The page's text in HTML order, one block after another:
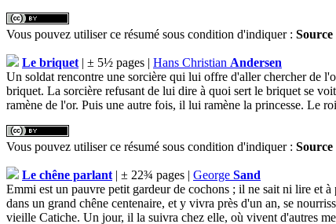
Vous pouvez utiliser ce résumé sous condition d'indiquer : Source
Le briquet | ± 5½ pages | Hans Christian Andersen
Un soldat rencontre une sorcière qui lui offre d'aller chercher de
briquet. La sorcière refusant de lui dire à quoi sert le briquet se
ramène de l'or. Puis une autre fois, il lui ramène la princesse. Le
Vous pouvez utiliser ce résumé sous condition d'indiquer : Source
Le chêne parlant | ± 22¾ pages | George Sand
Emmi est un pauvre petit gardeur de cochons ; il ne sait ni lire et
dans un grand chêne centenaire, et y vivra près d'un an, se
vieille Catiche. Un jour, il la suivra chez elle, où vivent d'autres